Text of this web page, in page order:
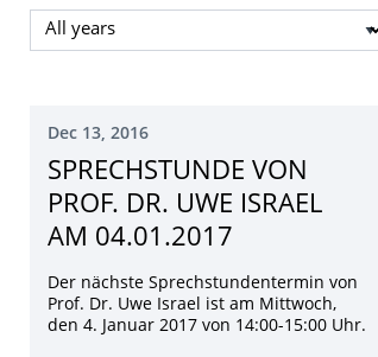
Select year
Dec 13, 2016
SPRECH­STUNDE VON
PROF. DR. UWE ISRAEL
AM 04.01.2017
Der nächste Sprechstundentermin von
Prof. Dr. Uwe Israel ist am Mittwoch,
den 4. Januar 2017 von 14:00-15:00 Uhr.